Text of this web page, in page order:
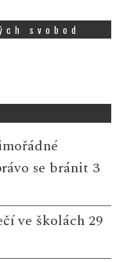
svobod
se bránit 3
ve školách 29